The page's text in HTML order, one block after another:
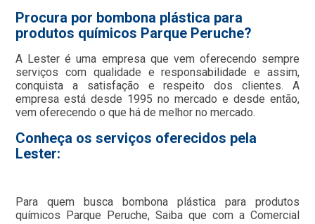
Procura por bombona plástica para
produtos químicos Parque Peruche?
A Lester é uma empresa que vem oferecendo sempre
serviços com qualidade e responsabilidade e assim,
conquista a satisfação e respeito dos clientes. A
empresa está desde 1995 no mercado e desde então,
vem oferecendo o que há de melhor no mercado.
Conheça os serviços oferecidos pela
Lester:
Para quem busca bombona plástica para produtos
químicos Parque Peruche, Saiba que com a Comercial